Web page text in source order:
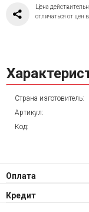
Цена
отличаться от цен
Страна изготовитель:
Артикул:
Код:
Оплата
Кредит